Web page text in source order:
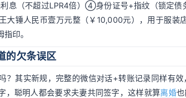
息（不超过LPR4倍）④身份证号+指纹（锁定
大锤人民币壹万元整（￥10,000元），用于服装
印。
的欠条误区
？其实新规，完整的微信对话+转账记录同样有
，聪明人都会要求夫妻共同签字，这样就算离婚